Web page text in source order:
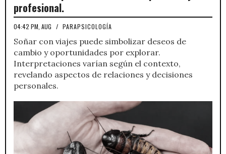
profesional.
04:42 PM, AUG / PARAPSICOLOGÍA
Soñar con viajes puede simbolizar deseos de
cambio y oportunidades por explorar.
Interpretaciones varían según el contexto,
revelando aspectos de relaciones y decisiones
personales.